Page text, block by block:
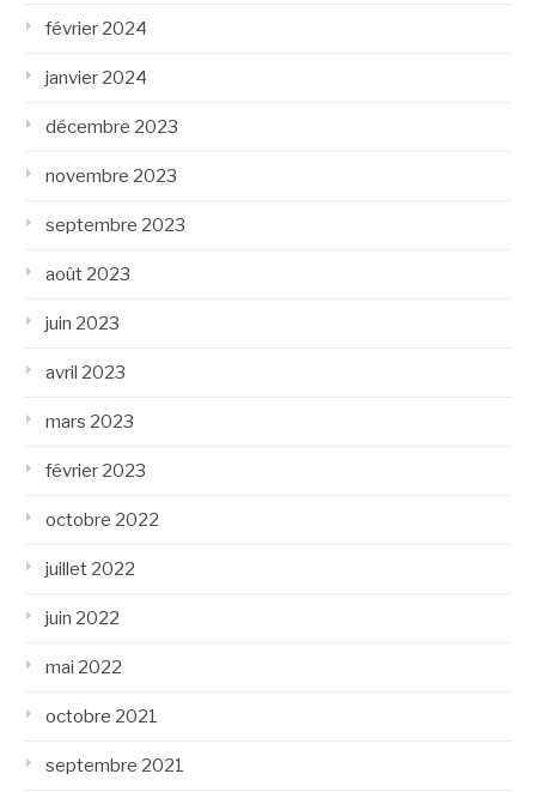
février 2024
janvier 2024
décembre 2023
novembre 2023
septembre 2023
août 2023
juin 2023
avril 2023
mars 2023
février 2023
octobre 2022
juillet 2022
juin 2022
mai 2022
octobre 2021
septembre 2021